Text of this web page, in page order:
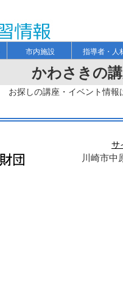
市内施設 指導者・人
かわさきの
お探しの講座・イベント情報
サ
川崎市中